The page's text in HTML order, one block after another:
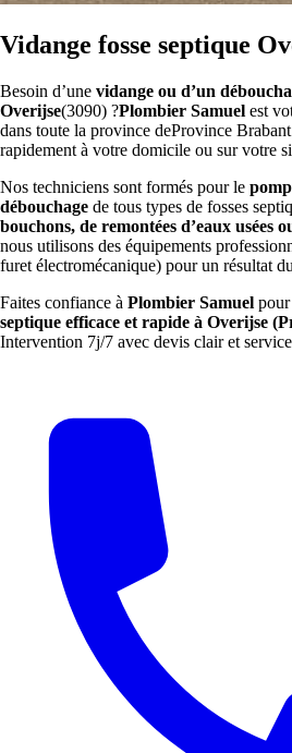
Vidange fosse septique
Besoin d’une vidange ou d’un
Overijse(3090) ?Plombier Samuel est
dans toute la province deProvince
rapidement à votre domicile ou sur votre
Nos techniciens sont formés pour le
débouchage de tous types de fosses
bouchons, de remontées d’eaux usées
nous utilisons des équipements
furet électromécanique) pour un résultat
Faites confiance à Plombier Samuel
septique efficace et rapide à Overijse
Intervention 7j/7 avec devis clair et